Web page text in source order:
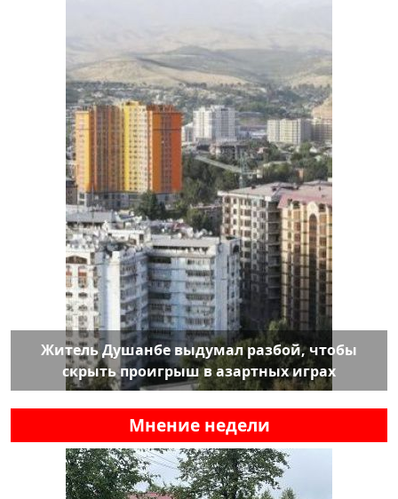
Житель Душанбе выдумал разбой, чтобы
скрыть проигрыш в азартных играх
Мнение недели